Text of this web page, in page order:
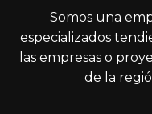
Somos una
especializados
las empresas o
de la